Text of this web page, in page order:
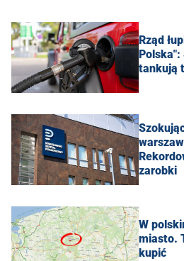
Rząd
tankują
zarobki
W
miasto.
kupić